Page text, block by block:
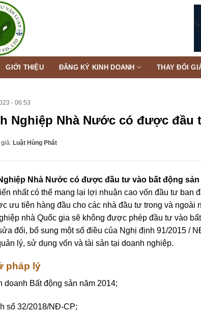
GIỚI THIỆU ĐĂNG KÝ KINH DOANH THAY ĐỔI
- 06:53
Nghiệp Nhà Nước có được đầu
giả: Luật Hùng Phát
Nhà Nước có được đầu tư vào bất động
nhất có thể mang lại lợi nhuận cao vốn đầu tư ban
ưu tiên hàng đầu cho các nhà đầu tư trong và ngoài
nhà Quốc gia sẽ không được phép đầu tư vào
đổi, bổ sung một số điều của Nghị định 91/2015 /
lý, sử dụng vốn và tài sản tại doanh nghiệp.
pháp lý
doanh Bất động sản năm 2014;
số 32/2018/NĐ-CP;